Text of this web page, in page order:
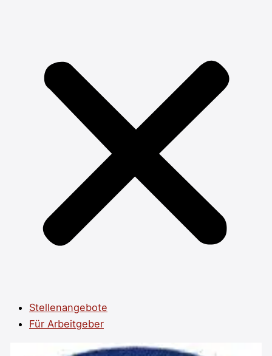
Stellenangebote
Für Arbeitgeber